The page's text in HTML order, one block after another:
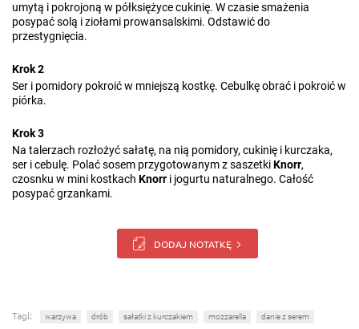
umytą i pokrojoną w półksiężyce cukinię. W czasie smażenia
posypać solą i ziołami prowansalskimi. Odstawić do
przestygnięcia.
Krok 2
Ser i pomidory pokroić w mniejszą kostkę. Cebulkę obrać i pokroić w
piórka.
Krok 3
Na talerzach rozłożyć sałatę, na nią pomidory, cukinię i kurczaka,
ser i cebulę. Polać sosem przygotowanym z saszetkiKnorr,
czosnku w mini kostkach Knorr i jogurtu naturalnego. Całość
posypać grzankami.
DODAJ NOTATKĘ
Tagi: warzywa drób sałatki z kurczakiem mozzarella danie z serem